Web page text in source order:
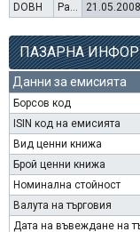
DOBH
Раздаване на дивидент 21.05.2008
ПАЗАРНА
Данни за емисията
Борсов код
ISIN код на емисията
Вид ценни книжа
Брой ценни книжа
Номинална стойност
Валута на търговия
Дата на въвеждане на